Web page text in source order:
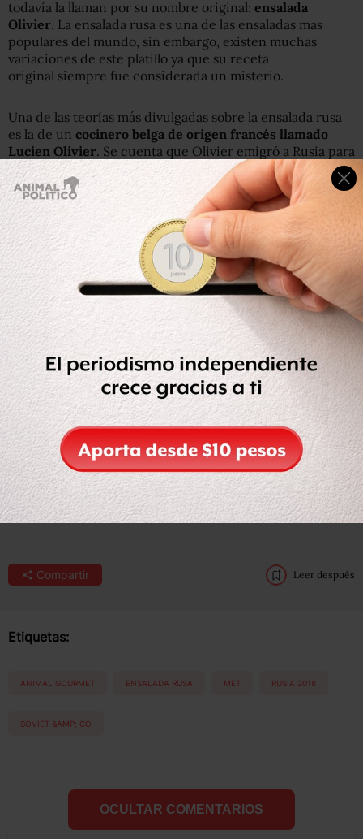
todavía la llaman por su nombre original: ensalada
Olivier. La ensalada rusa es una de las ensaladas mas
populares del mundo, sin embargo, existen muchas
variaciones de este platillo ya que su receta
original siempre fue considerada un misterio.
Una de las teorías más divulgadas sobre la ensalada rusa
es la de un cocinero belga de origen francés llamado
Lucien Olivier. Se cuenta que Olivier emigró a Rusia para
abrir su restaurante de alta cocina en Moscú, el
Hermitage (o Ermitage) por ahí de 1860 en un edificio al
lado de la plaza Trubnaya. En su restaurante, Olivier
ofrecía lo mejor de la gastronomía francesa; el negocio
triunfó gracias a la aristocracia zarista y a los grandes
intelectuales que se reunían allí.
Dentro de su menú, la estrella era una ensalada
originalmente llamada
‘mayonesa de caza’ que después
cambió su nombre a salat Olivye o салат Оливье en
ruso. La receta de Olivier estaba compuesta por carnes,
caviar, lengua de ternera y trufa, además de pepinillos,
papas cocidas y aceitunas, todo bien cubierto con una
mayonesa que pocos lograr descifrar.
Animal Gourmet te comparte esta breve receta del
restauranteSoviet & Coen la ciudad de México, perfecta
para servir como botana.
Compartir Leer después
Etiquetas:
ANIMAL GOURMET ENSALADA RUSA MET RUSIA 2018
SOVIET &AMP; CO
OCULTAR COMENTARIOS